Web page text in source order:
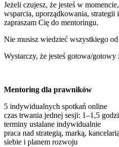
Jeżeli czujesz, że jesteś w
wsparcia, uporządkowania, strategii
zapraszam Cię do mentoringu.
Nie musisz wiedzieć wszystkiego od
Wystarczy, że jesteś gotowa/
Mentoring dla prawników
5 indywidualnych spotkań online
czas trwania jednej sesji: 1–1,5
terminy ustalane indywidualnie
praca nad strategią, marką,
siebie i planem rozwoju